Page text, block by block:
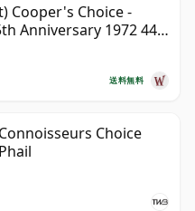
Cooper's Choice -
Anniversary 1972 44
送料無料
Choice